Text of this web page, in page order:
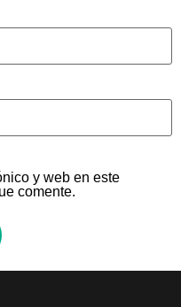
y web en este
comente.